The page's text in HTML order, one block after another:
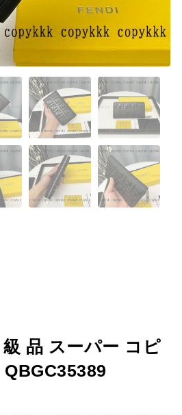
品 スーパー コピ